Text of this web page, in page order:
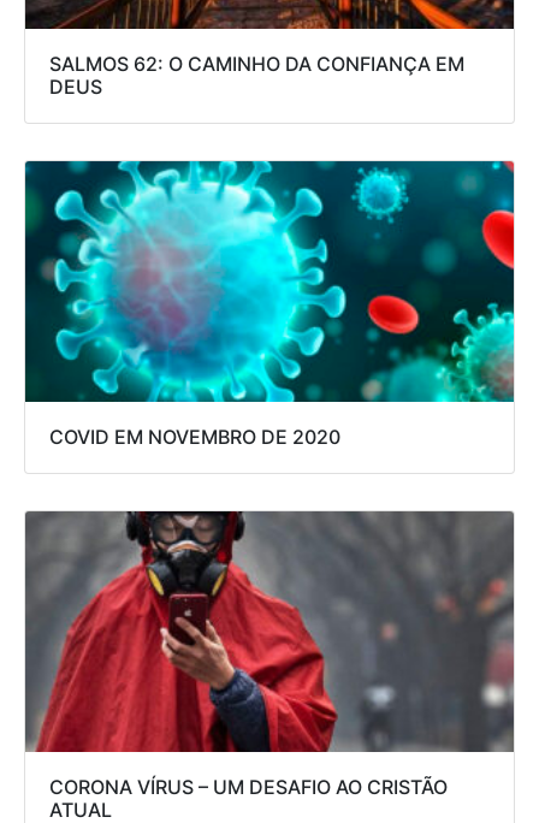
SALMOS 62: O CAMINHO DA CONFIANÇA EM
DEUS
COVID EM NOVEMBRO DE 2020
CORONA VÍRUS – UM DESAFIO AO CRISTÃO
ATUAL